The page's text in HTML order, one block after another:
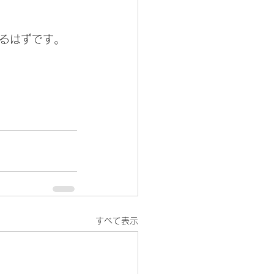
はずです。
すべて表示